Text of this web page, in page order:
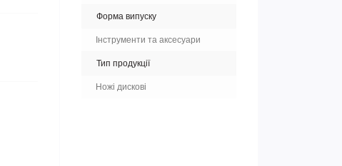
Форма випуску
Інструменти та аксесуари
Тип продукції
Ножі дискові